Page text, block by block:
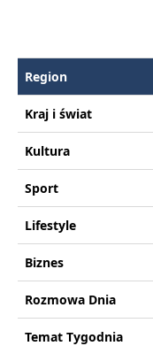
Region
Kraj i świat
Kultura
Sport
Lifestyle
Biznes
Rozmowa Dnia
Temat Tygodnia